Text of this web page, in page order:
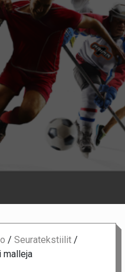
/ Seuratekstiilit /
malleja